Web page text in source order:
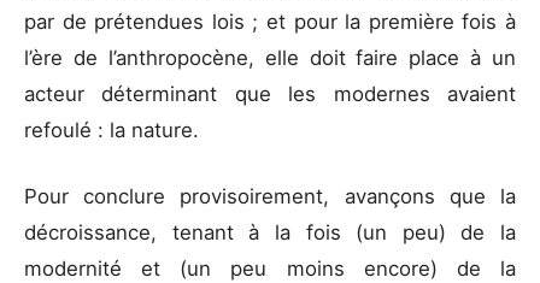
par de prétendues lois ; et pour la première fois à
l’ère de l’anthropocène, elle doit faire place à un
acteur déterminant que les modernes avaient
refoulé : la nature.
Pour conclure provisoirement, avançons que la
décroissance, tenant à la fois (un peu) de la
modernité et (un peu moins encore) de la